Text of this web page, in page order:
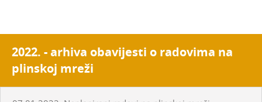
2022. - arhiva obavijesti o radovima na
plinskoj mreži